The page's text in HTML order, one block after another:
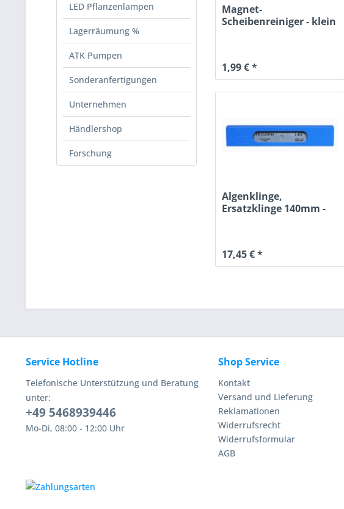
LED Pflanzenlampen
Lagerräumung %
ATK Pumpen
Sonderanfertigungen
Unternehmen
Händlershop
Forschung
Magnet-
Scheibenreiniger - klein
1,99 € *
Algenklinge,
Ersatzklinge 140mm -
17,45 € *
Service Hotline
Telefonische Unterstützung und Beratung
unter:
+49 5468939446
Mo-Di, 08:00 - 12:00 Uhr
Shop Service
Kontakt
Versand und Lieferung
Reklamationen
Widerrufsrecht
Widerrufsformular
AGB